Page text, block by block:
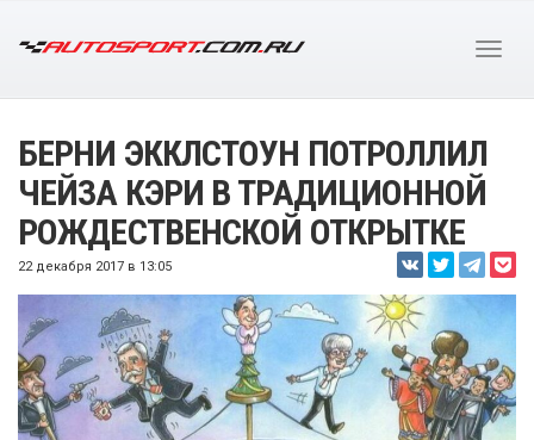
БЕРНИ ЭККЛСТОУН ПОТРОЛЛИЛ
ЧЕЙЗА КЭРИ В ТРАДИЦИОННОЙ
РОЖДЕСТВЕНСКОЙ ОТКРЫТКЕ
22 декабря 2017 в 13:05